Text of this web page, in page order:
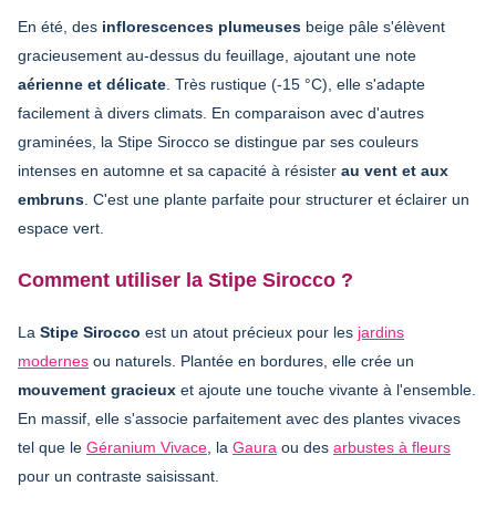
En été, des inflorescences plumeuses beige pâle s'élèvent
gracieusement au-dessus du feuillage, ajoutant une note
aérienne et délicate . Très rustique (-15 °C), elle s'adapte
facilement à divers climats. En comparaison avec d'autres
graminées, la Stipe Sirocco se distingue par ses couleurs
intenses en automne et sa capacité à résister au vent et aux
embruns . C'est une plante parfaite pour structurer et éclairer un
espace vert.
Comment utiliser la Stipe Sirocco ?
La Stipe Sirocco est un atout précieux pour les jardins
modernes ou naturels. Plantée en bordures, elle crée un
mouvement gracieux et ajoute une touche vivante à l'ensemble.
En massif, elle s'associe parfaitement avec des plantes vivaces
tel que le Géranium Vivace , la Gaura ou des arbustes à fleurs
pour un contraste saisissant.